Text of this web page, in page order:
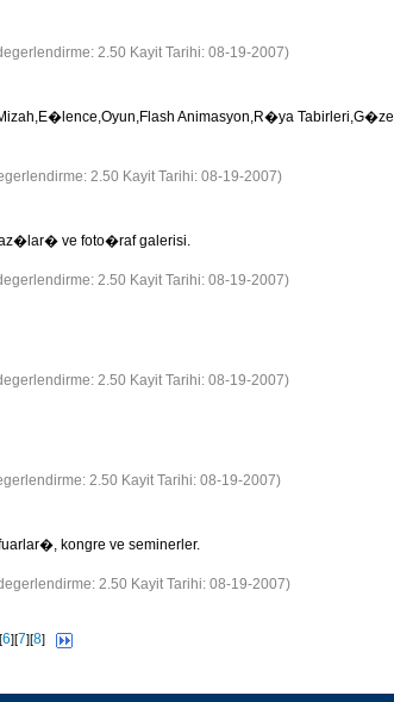
2.50 Kayit Tarihi: 08-19-2007)
Animasyon,R�ya Tabirleri,G�zel
2.50 Kayit Tarihi: 08-19-2007)
ve foto�raf galerisi.
2.50 Kayit Tarihi: 08-19-2007)
2.50 Kayit Tarihi: 08-19-2007)
2.50 Kayit Tarihi: 08-19-2007)
kongre ve seminerler.
2.50 Kayit Tarihi: 08-19-2007)
6][7][8]